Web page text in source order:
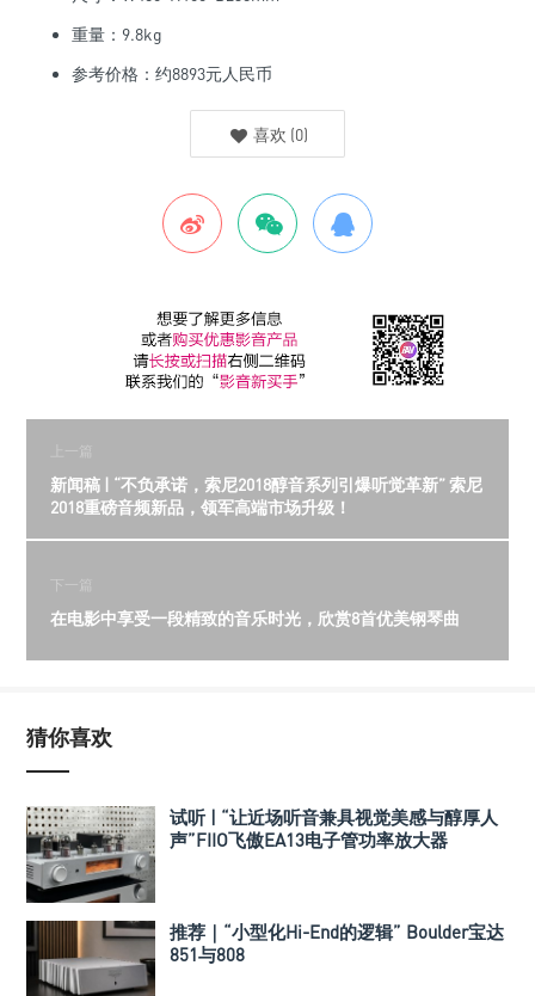
重量：9.8kg
参考价格：约8893元人民币
喜欢 (0)
上一篇
新闻稿 | “不负承诺，索尼2018醇音系列引爆听觉革新” 索尼
2018重磅音频新品，领军高端市场升级！
下一篇
在电影中享受一段精致的音乐时光，欣赏8首优美钢琴曲
猜你喜欢
试听 | “让近场听音兼具视觉美感与醇厚人
声”FIIO飞傲EA13电子管功率放大器
推荐｜“小型化Hi-End的逻辑” Boulder宝达
851与808